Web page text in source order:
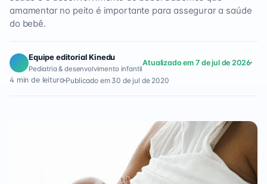
amamentar no peito é importante para assegurar a saúde
do bebê.
Equipe editorial Kinedu
Pediatria & desenvolvimento infantil
Atualizado em 7 de jul de 2026
4 min de leitura Publicado em 30 de jul de 2020